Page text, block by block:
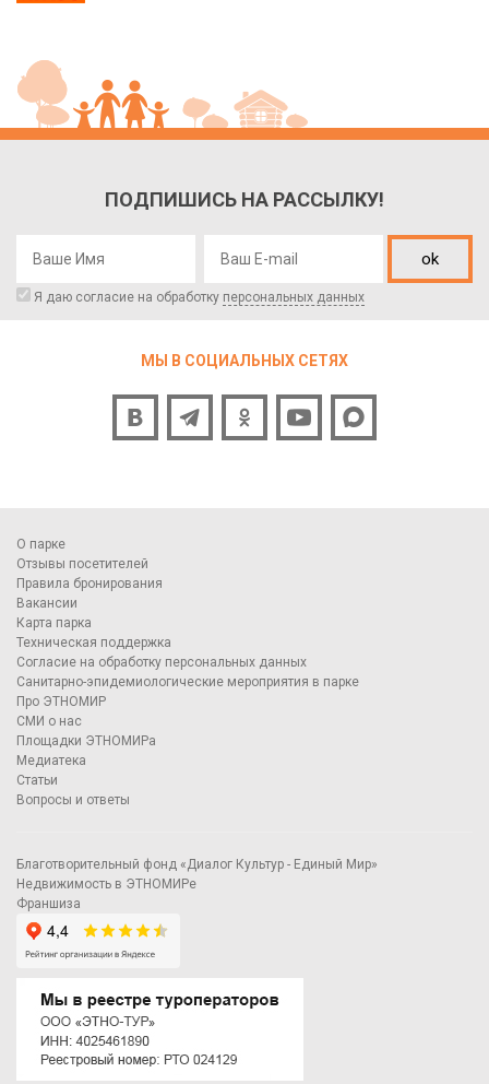
ПОДПИШИСЬ НА РАССЫЛКУ!
ok
Я даю согласие на обработку персональных данных
МЫ В СОЦИАЛЬНЫХ СЕТЯХ
О парке
Отзывы посетителей
Правила бронирования
Вакансии
Карта парка
Техническая поддержка
Согласие на обработку персональных данных
Санитарно-эпидемиологические мероприятия в парке
Про ЭТНОМИР
СМИ о нас
Площадки ЭТНОМИРа
Медиатека
Статьи
Вопросы и ответы
Благотворительный фонд «Диалог Культур - Единый Мир»
Недвижимость в ЭТНОМИРе
Франшиза